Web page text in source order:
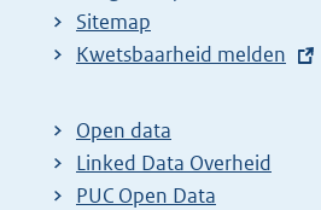
Sitemap
E
t
e
r
Kwetsbaarheid melden
Open data
Linked Data Overheid
PUC Open Data